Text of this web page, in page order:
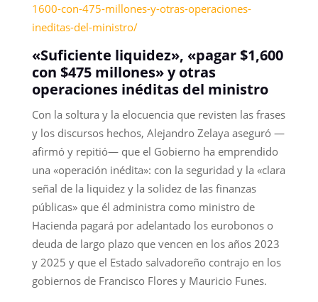
1600-con-475-millones-y-otras-operaciones-
ineditas-del-ministro/
«Suficiente liquidez», «pagar $1,600
con $475 millones» y otras
operaciones inéditas del ministro
Con la soltura y la elocuencia que revisten las frases
y los discursos hechos, Alejandro Zelaya aseguró —
afirmó y repitió— que el Gobierno ha emprendido
una «operación inédita»: con la seguridad y la «clara
señal de la liquidez y la solidez de las finanzas
públicas» que él administra como ministro de
Hacienda pagará por adelantado los eurobonos o
deuda de largo plazo que vencen en los años 2023
y 2025 y que el Estado salvadoreño contrajo en los
gobiernos de Francisco Flores y Mauricio Funes.